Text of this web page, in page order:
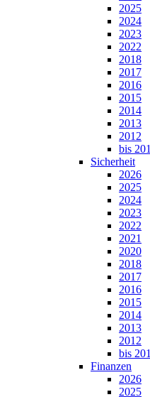
2025
2024
2023
2022
2018
2017
2016
2015
2014
2013
2012
bis
Sicherheit
2026
2025
2024
2023
2022
2021
2020
2018
2017
2016
2015
2014
2013
2012
bis
Finanzen
2026
2025